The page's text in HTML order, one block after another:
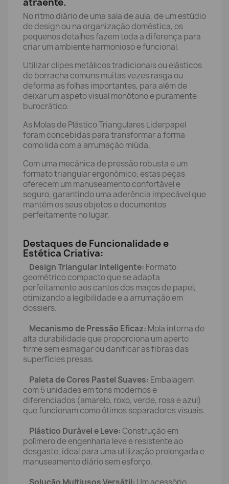
No ritmo diário de uma sala de aula, de um estúdio
de design ou na organização doméstica, os
pequenos detalhes fazem toda a diferença para
criar um ambiente harmonioso e funcional.
Utilizar clipes metálicos tradicionais ou elásticos
de borracha comuns muitas vezes rasga ou
deforma as folhas importantes, para além de
deixar um aspeto visual monótono e puramente
burocrático.
As Molas de Plástico Triangulares Liderpapel
foram concebidas para transformar a forma
como lida com a arrumação miúda.
Com uma mecânica de pressão robusta e um
formato triangular ergonómico, estas peças
oferecem um manuseamento confortável e
seguro, garantindo uma aderência impecável que
mantém os seus objetos e documentos
perfeitamente no lugar.
Destaques de Funcionalidade e
Estética Criativa:
Design Triangular Inteligente: Formato
geométrico compacto que se adapta
perfeitamente aos cantos dos maços de papel,
otimizando a legibilidade e a arrumação em
dossiers.
Mecanismo de Pressão Eficaz: Mola interna de
alta durabilidade que proporciona um aperto
firme sem esmagar ou danificar as fibras das
superfícies presas.
Paleta de Cores Pastel Suaves: Embalagem
com 5 unidades em tons modernos e
diferenciados (amarelo, roxo, verde, rosa e azul)
que funcionam como ótimos separadores visuais.
Plástico Durável e Leve:Construção em
polímero de engenharia leve e resistente ao
desgaste, ideal para uma utilização prolongada e
manuseamento diário sem esforço.